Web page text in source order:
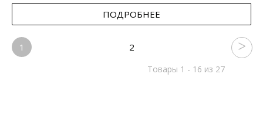
ПОДРОБНЕЕ
1 2
Товары 1 - 16 из 27